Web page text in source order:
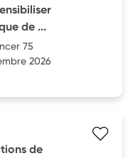
de ...
75
2026
de